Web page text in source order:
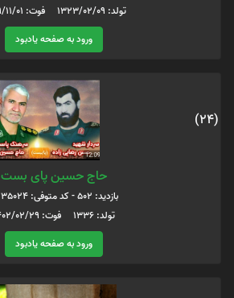
تولد: 1323/02/09 فوت: 1399/11/01
ورود به صفحه یادبود
(24)
حاج حسین پای بست
بازدید: 502 - کد متوفی: 6235024
تولد: 1336 فوت: 1402/02/29
ورود به صفحه یادبود